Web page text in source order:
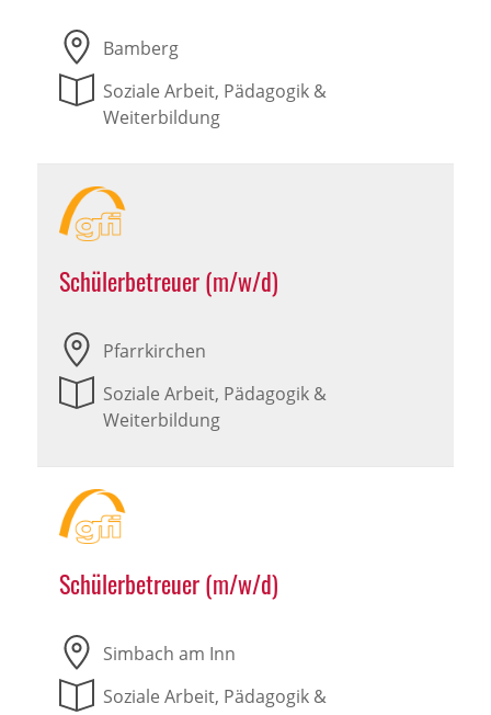
Bamberg
Soziale Arbeit, Pädagogik &
Weiterbildung
Schülerbetreuer (m/w/d)
Pfarrkirchen
Soziale Arbeit, Pädagogik &
Weiterbildung
Schülerbetreuer (m/w/d)
Simbach am Inn
Soziale Arbeit, Pädagogik &